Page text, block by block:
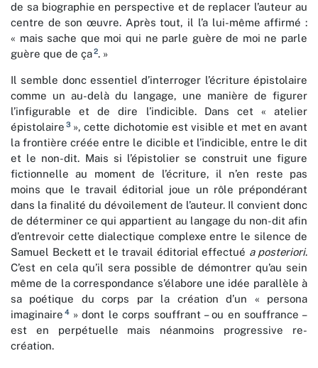
de sa biographie en perspective et de replacer l’auteur au
centre de son œuvre. Après tout, il l’a lui-même affirmé :
« mais sache que moi qui ne parle guère de moi ne parle
guère que de ça2. »
Il semble donc essentiel d’interroger l’écriture épistolaire
comme un au-delà du langage, une manière de figurer
l’infigurable et de dire l’indicible. Dans cet « atelier
épistolaire 3», cette dichotomie est visible et met en avant
la frontière créée entre le dicible et l’indicible, entre le dit
et le non-dit. Mais si l’épistolier se construit une figure
fictionnelle au moment de l’écriture, il n’en reste pas
moins que le travail éditorial joue un rôle prépondérant
dans la finalité du dévoilement de l’auteur. Il convient donc
de déterminer ce qui appartient au langage du non-dit afin
d’entrevoir cette dialectique complexe entre le silence de
Samuel Beckett et le travail éditorial effectué a posteriori.
C’est en cela qu’il sera possible de démontrer qu’au sein
même de la correspondance s’élabore une idée parallèle à
sa poétique du corps par la création d’un « persona
imaginaire 4» dont le corps souffrant – ou en souffrance –
est en perpétuelle mais néanmoins progressive re-
création.